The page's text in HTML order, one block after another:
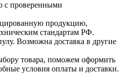
с проверенными
продукцию,
стандартам РФ.
Возможна доставка в другие
товара, поможем оформить
условия оплаты и доставки.